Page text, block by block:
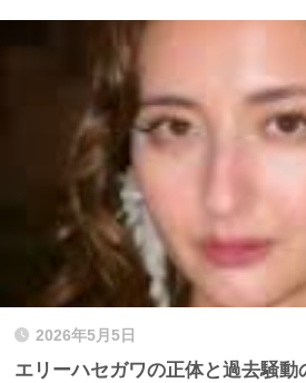
2026年5月5日
エリーハセガワの正体と過去騒動